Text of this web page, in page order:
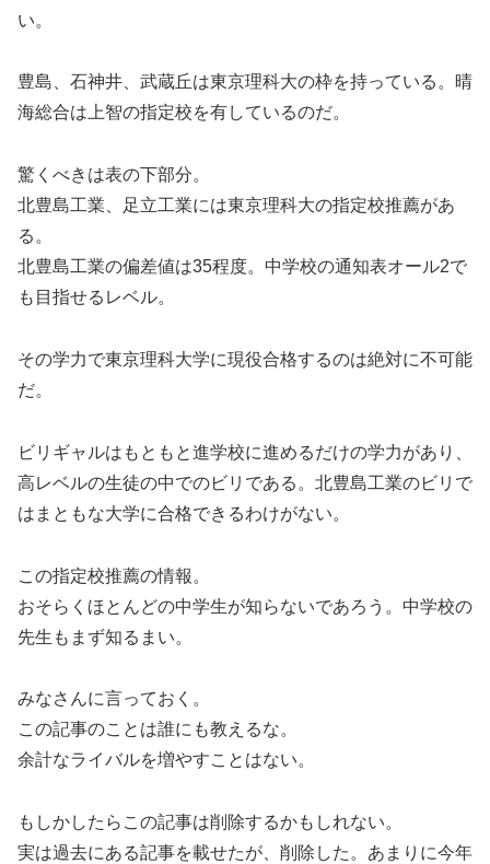
い。
豊島、石神井、武蔵丘は東京理科大の枠を持っている。晴
海総合は上智の指定校を有しているのだ。
驚くべきは表の下部分。
北豊島工業、足立工業には東京理科大の指定校推薦があ
る。
北豊島工業の偏差値は35程度。中学校の通知表オール2で
も目指せるレベル。
その学力で東京理科大学に現役合格するのは絶対に不可能
だ。
ビリギャルはもともと進学校に進めるだけの学力があり、
高レベルの生徒の中でのビリである。北豊島工業のビリで
はまともな大学に合格できるわけがない。
この指定校推薦の情報。
おそらくほとんどの中学生が知らないであろう。中学校の
先生もまず知るまい。
みなさんに言っておく。
この記事のことは誰にも教えるな。
余計なライバルを増やすことはない。
もしかしたらこの記事は削除するかもしれない。
実は過去にある記事を載せたが、削除した。あまりに今年